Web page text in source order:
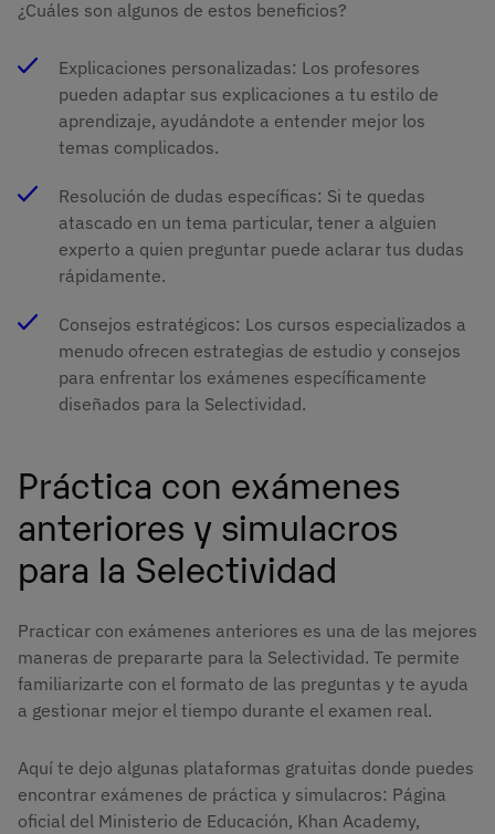
¿Cuáles son algunos de estos beneficios?
Explicaciones personalizadas: Los profesores
pueden adaptar sus explicaciones a tu estilo de
aprendizaje, ayudándote a entender mejor los
temas complicados.
Resolución de dudas específicas: Si te quedas
atascado en un tema particular, tener a alguien
experto a quien preguntar puede aclarar tus dudas
rápidamente.
Consejos estratégicos: Los cursos especializados a
menudo ofrecen estrategias de estudio y consejos
para enfrentar los exámenes específicamente
diseñados para la Selectividad.
Práctica con exámenes
anteriores y simulacros
para la Selectividad
Practicar con exámenes anteriores es una de las mejores
maneras de prepararte para la Selectividad. Te permite
familiarizarte con el formato de las preguntas y te ayuda
a gestionar mejor el tiempo durante el examen real.
Aquí te dejo algunas plataformas gratuitas donde puedes
encontrar exámenes de práctica y simulacros: Página
oficial del Ministerio de Educación, Khan Academy,